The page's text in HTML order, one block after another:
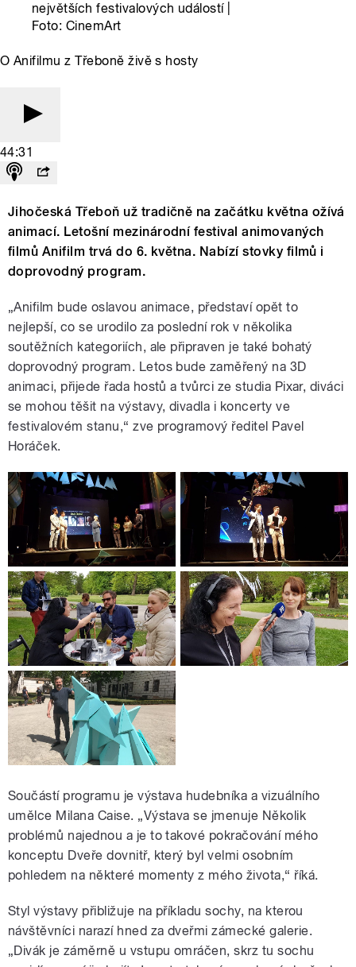
největších festivalových událostí |
Foto: CinemArt
O Anifilmu z Třeboně živě s hosty
44:31
Jihočeská Třeboň už tradičně na začátku května ožívá
animací. Letošní mezinárodní festival animovaných
filmů Anifilm trvá do 6. května. Nabízí stovky filmů i
doprovodný program.
„Anifilm bude oslavou animace, představí opět to
nejlepší, co se urodilo za poslední rok v několika
soutěžních kategoriích, ale připraven je také bohatý
doprovodný program. Letos bude zaměřený na 3D
animaci, přijede řada hostů a tvůrci ze studia Pixar, diváci
se mohou těšit na výstavy, divadla i koncerty ve
festivalovém stanu,“ zve programový ředitel Pavel
Horáček.
Součástí programu je výstava hudebníka a vizuálního
umělce Milana Caise. „Výstava se jmenuje Několik
problémů najednou a je to takové pokračování mého
konceptu Dveře dovnitř, který byl velmi osobním
pohledem na některé momenty z mého života,“ říká.
Styl výstavy přibližuje na příkladu sochy, na kterou
návštěvníci narazí hned za dveřmi zámecké galerie.
„Divák je záměrně u vstupu omráčen, skrz tu sochu